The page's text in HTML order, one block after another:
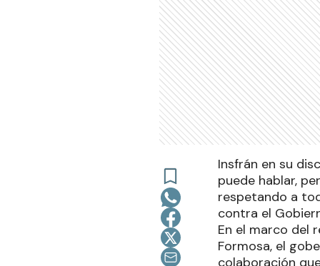
Insfrán en su
puede hablar,
respetando a
contra el
En el marco del
Formosa, el
colaboración